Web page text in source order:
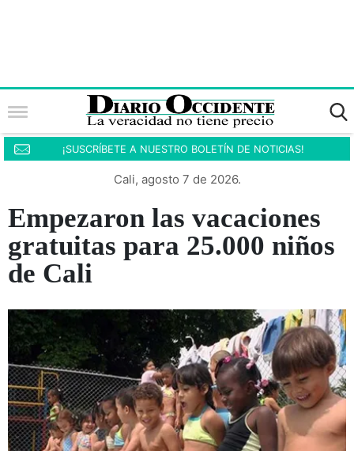
¡SUSCRÍBETE A NUESTRO BOLETÍN DE NOTICIAS!
Cali, agosto 7 de 2026.
Empezaron las vacaciones
gratuitas para 25.000 niños
de Cali